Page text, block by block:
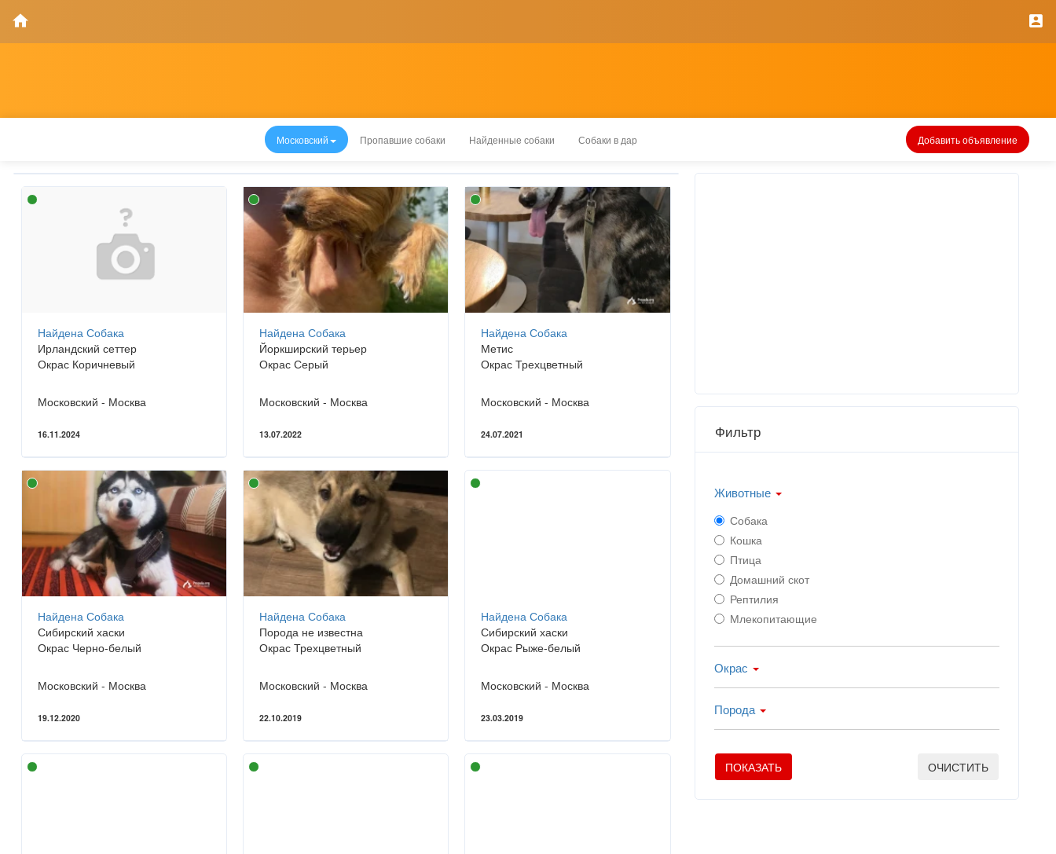
Московский Пропавшие собаки Найденные собаки Собаки в дар Добавить объявление
Найдена Собака
Ирландский сеттер
Окрас Коричневый
Московский - Москва
16.11.2024
Найдена Собака
Йоркширский терьер
Окрас Серый
Московский - Москва
13.07.2022
Найдена Собака
Метис
Окрас Трехцветный
Московский - Москва
24.07.2021
Найдена Собака
Сибирский хаски
Окрас Черно-белый
Московский - Москва
19.12.2020
Найдена Собака
Порода не известна
Окрас Трехцветный
Московский - Москва
22.10.2019
Найдена Собака
Сибирский хаски
Окрас Рыже-белый
Московский - Москва
23.03.2019
Фильтр
Животные
Собака
Кошка
Птица
Домашний скот
Рептилия
Млекопитающие
Окрас
Порода
ПОКАЗАТЬ ОЧИСТИТЬ